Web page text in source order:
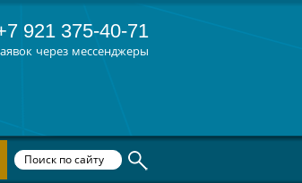
921 375-40-71
через мессенджеры